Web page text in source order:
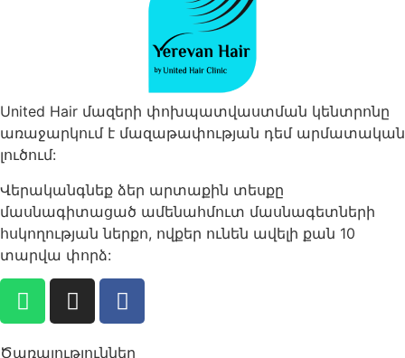
United Hair մազերի փոխպատվաստման կենտրոնը
առաջարկում է մազաթափության դեմ արմատական
​​լուծում:
Վերականգնեք ձեր արտաքին տեսքը
մասնագիտացած ամենահմուտ մասնագետների
հսկողության ներքո, ովքեր ունեն ավելի քան 10
տարվա փորձ:
Ծառայություններ